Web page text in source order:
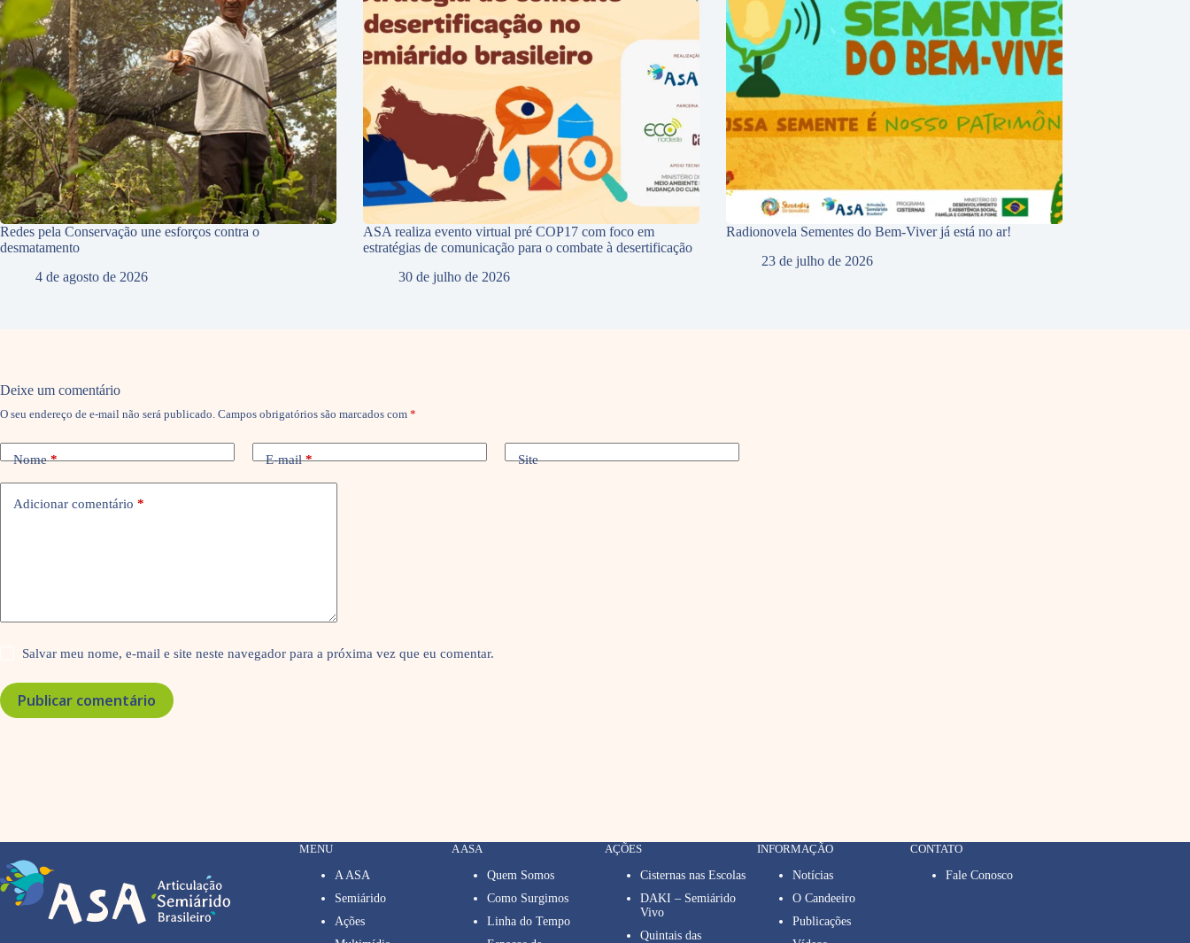
Redes pela Conservação une esforços contra o
desmatamento
4 de agosto de 2026
ASA realiza evento virtual pré COP17 com foco em
estratégias de comunicação para o combate à desertificação
30 de julho de 2026
Radionovela Sementes do Bem-Viver já está no ar!
23 de julho de 2026
Deixe um comentário
O seu endereço de e-mail não será publicado. Campos obrigatórios são marcados com *
Nome* E-mail* Site
Adicionar comentário *
Salvar meu nome, e-mail e site neste navegador para a próxima vez que eu comentar.
Publicar comentário
MENU
A ASA
Semiárido
Ações
A ASA
Quem Somos
Como Surgimos
Linha do Tempo
AÇÕES
Cisternas nas Escolas
DAKI – Semiárido
Vivo
Quintais das
INFORMAÇÃO
Notícias
O Candeeiro
Publicações
CONTATO
Fale Conosco